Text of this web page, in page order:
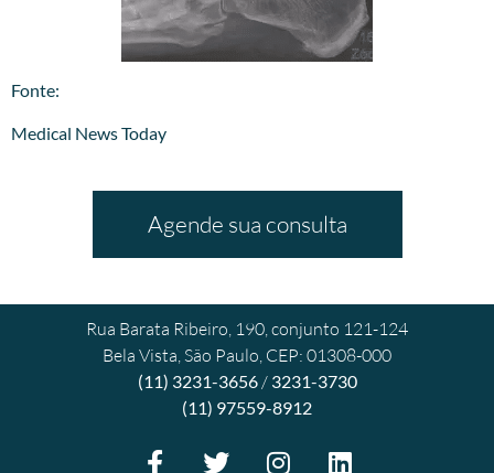
​Fonte:
Medical News Today
Agende sua consulta
Rua Barata Ribeiro, 190, conjunto 121-124
Bela Vista, São Paulo, CEP: 01308-000
(11) 3231-3656/ 3231-3730
(11) 97559-8912